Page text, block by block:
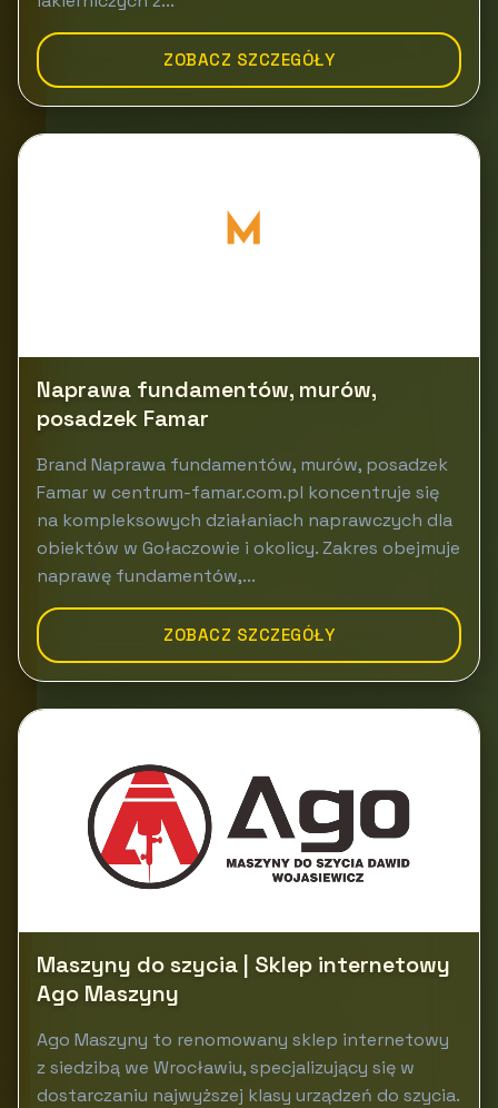
ZOBACZ SZCZEGÓŁY
Naprawa fundamentów, murów,
posadzek Famar
Brand Naprawa fundamentów, murów, posadzek
Famar w centrum-famar.com.pl koncentruje się
na kompleksowych działaniach naprawczych dla
obiektów w Gołaczowie i okolicy. Zakres obejmuje
naprawę fundamentów,...
ZOBACZ SZCZEGÓŁY
Maszyny do szycia | Sklep internetowy
Ago Maszyny
Ago Maszyny to renomowany sklep internetowy
z siedzibą we Wrocławiu, specjalizujący się w
dostarczaniu najwyższej klasy urządzeń do szycia.